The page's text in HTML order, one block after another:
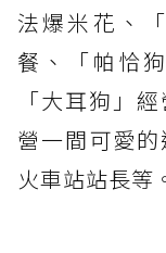
法爆米花、
餐、「帕恰
「大耳狗」
營一間可愛
火車站站長等